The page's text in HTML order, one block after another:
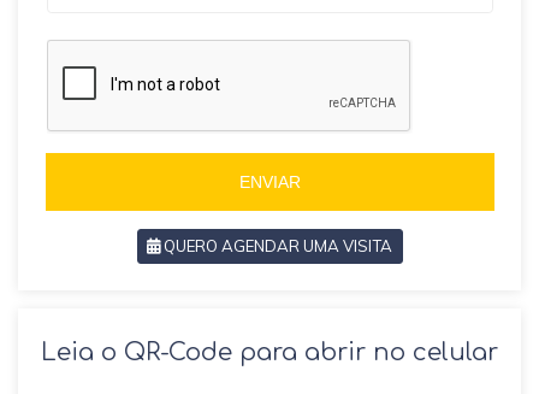
i
l
ENVIAR
QUERO AGENDAR UMA VISITA
Leia o QR-Code para abrir no celular